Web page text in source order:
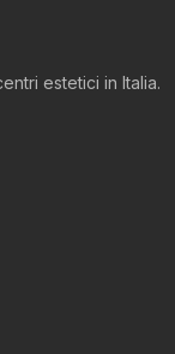
estetici in Italia.